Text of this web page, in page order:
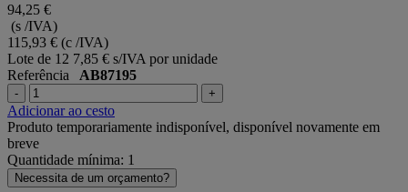
94,25 €
(s /IVA)
115,93 € (c /IVA)
Lote de 12 7,85 € s/IVA por unidade
Referência AB87195
- +
Adicionar ao cesto
Produto temporariamente indisponível, disponível novamente em
breve
Quantidade mínima: 1
Necessita de um orçamento?